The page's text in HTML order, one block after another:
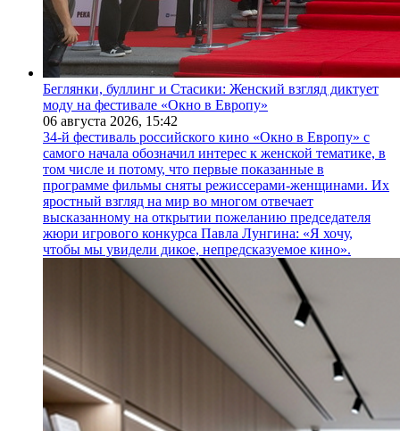
Беглянки, буллинг и Стасики: Женский взгляд диктует
моду на фестивале «Окно в Европу»
06 августа 2026, 15:42
34-й фестиваль российского кино «Окно в Европу» с
самого начала обозначил интерес к женской тематике, в
том числе и потому, что первые показанные в
программе фильмы сняты режиссерами-женщинами. Их
яростный взгляд на мир во многом отвечает
высказанному на открытии пожеланию председателя
жюри игрового конкурса Павла Лунгина: «Я хочу,
чтобы мы увидели дикое, непредсказуемое кино».